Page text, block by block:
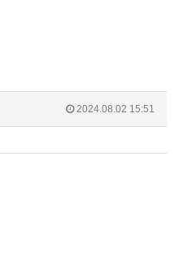
2024.08.02 15:51